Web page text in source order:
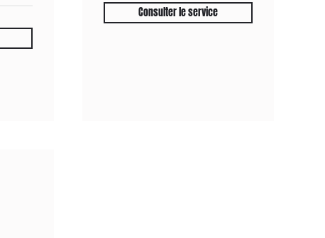
Consulter le service